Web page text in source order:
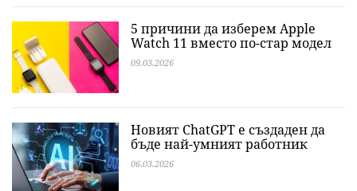
5 причини да изберем Apple
Watch 11 вместо по-стар модел
09.03.2026
Новият ChatGPT е създаден да
бъде най-умният работник
06.03.2026